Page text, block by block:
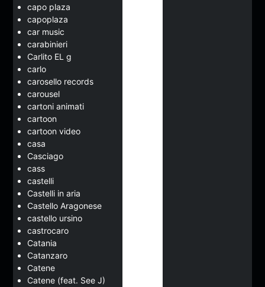
capo plaza
capoplaza
car music
carabinieri
Carlito EL g
carlo
carosello records
carousel
cartoni animati
cartoon
cartoon video
casa
Casciago
cass
castelli
Castelli in aria
Castello Aragonese
castello ursino
castrocaro
Catania
Catanzaro
Catene
Catene (feat. See J)